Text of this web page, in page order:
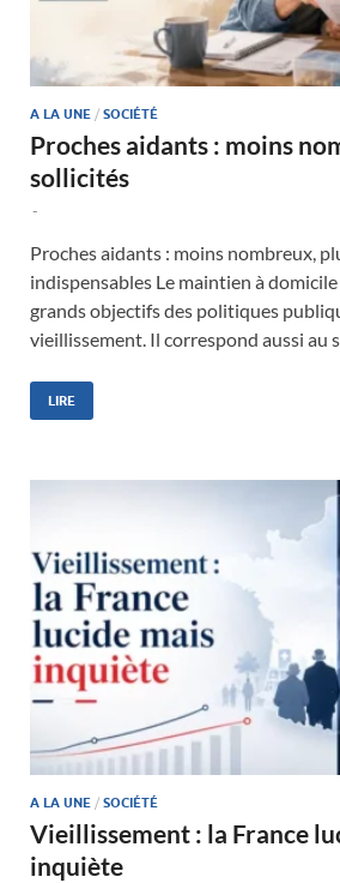
A LA UNE / SOCIÉTÉ
Proches aidants : moins
sollicités
-
Proches aidants : moins nombreux,
indispensables Le maintien à domicile
grands objectifs des politiques
vieillissement. Il correspond aussi au
LIRE
A LA UNE / SOCIÉTÉ
Vieillissement : la France
inquiète